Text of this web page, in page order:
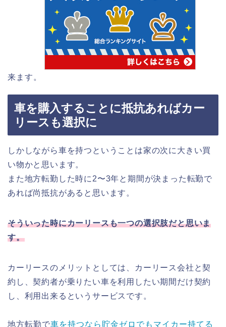
来ます。
車を購入することに抵抗あればカー
リースも選択に
しかしながら車を持つということは家の次に大きい買
い物かと思います。
また地方転勤した時に2〜3年と期間が決まった転勤で
あれば尚抵抗があると思います。
そういった時にカーリースも一つの選択肢だと思いま
す。
カーリースのメリットとしては、カーリース会社と契
約し、契約者が乗りたい車を利用したい期間だけ契約
し、利用出来るというサービスです。
地方転勤で車を持つなら貯金ゼロでもマイカー持てる